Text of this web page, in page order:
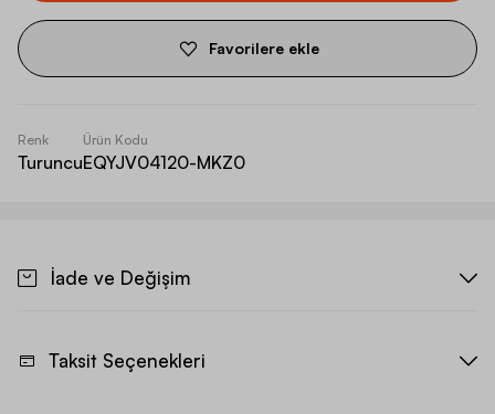
Favorilere ekle
Renk
Turuncu
Ürün Kodu
EQYJV04120-MKZ0
İade ve Değişim
Taksit Seçenekleri